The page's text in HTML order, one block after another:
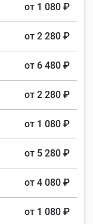
от 1 080 ₽
от 2 280 ₽
от 6 480 ₽
от 2 280 ₽
от 1 080 ₽
от 5 280 ₽
от 4 080 ₽
от 1 080 ₽